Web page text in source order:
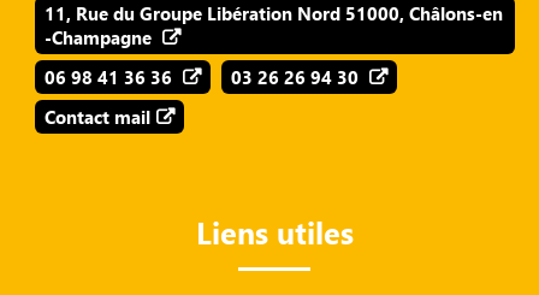
11, Rue du Groupe Libération Nord 51000, Châlons-en
-Champagne
06 98 41 36 36
03 26 26 94 30
Contact mail
Liens utiles